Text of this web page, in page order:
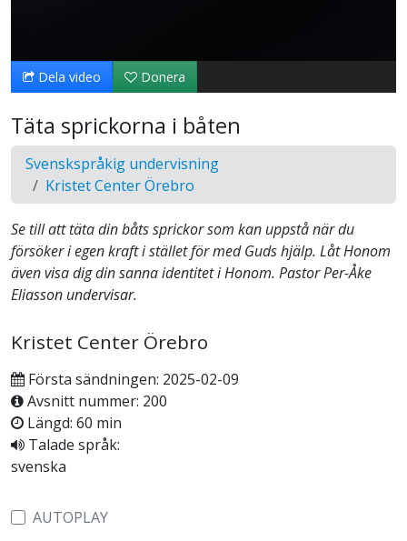
video
Dela video Donera
Täta sprickorna i båten
Svenskspråkig undervisning
Kristet Center Örebro
Se till att täta din båts sprickor som kan uppstå när du
försöker i egen kraft i stället för med Guds hjälp. Låt Honom
även visa dig din sanna identitet i Honom. Pastor Per-Åke
Eliasson undervisar.
Kristet Center Örebro
Första sändningen: 2025-02-09
Avsnitt nummer: 200
Längd: 60 min
Talade språk:
svenska
AUTOPLAY